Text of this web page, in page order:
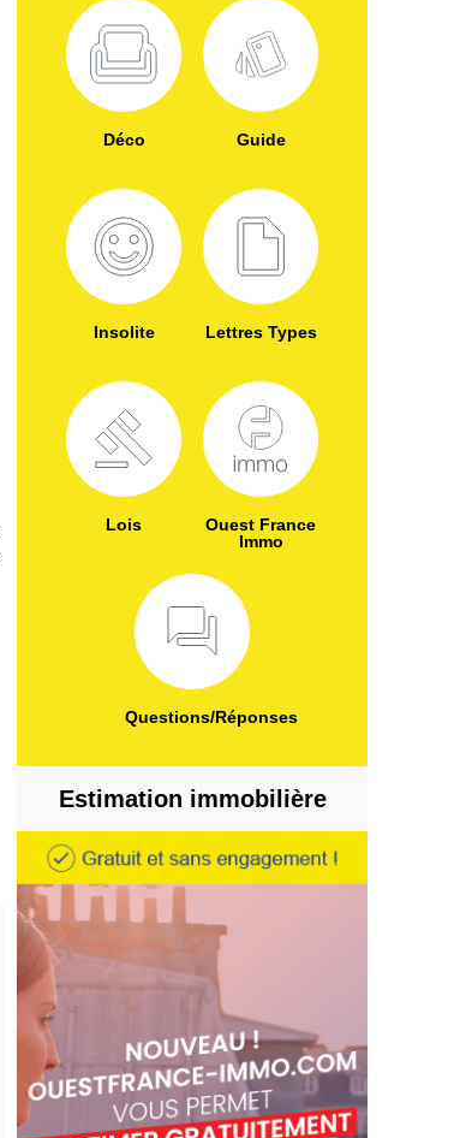
Déco Guide
Insolite Lettres Types
Lois
Ouest France
Immo
Questions/Réponses
Estimation immobilière